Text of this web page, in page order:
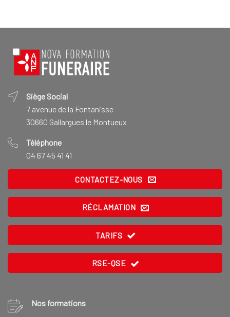
Siège Social
7 avenue de la Fontanisse
30660 Gallargues le Montueux
Téléphone
04 67 45 41 41
CONTACTEZ-NOUS
RÉCLAMATION
TARIFS
RSE-QSE
Nos formations